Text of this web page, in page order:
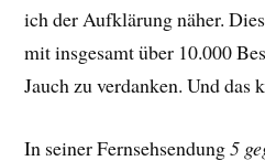
ich der Aufklärung näher.
mit insgesamt über 10.000
Jauch zu verdanken. Und das
In seiner Fernsehsendung5